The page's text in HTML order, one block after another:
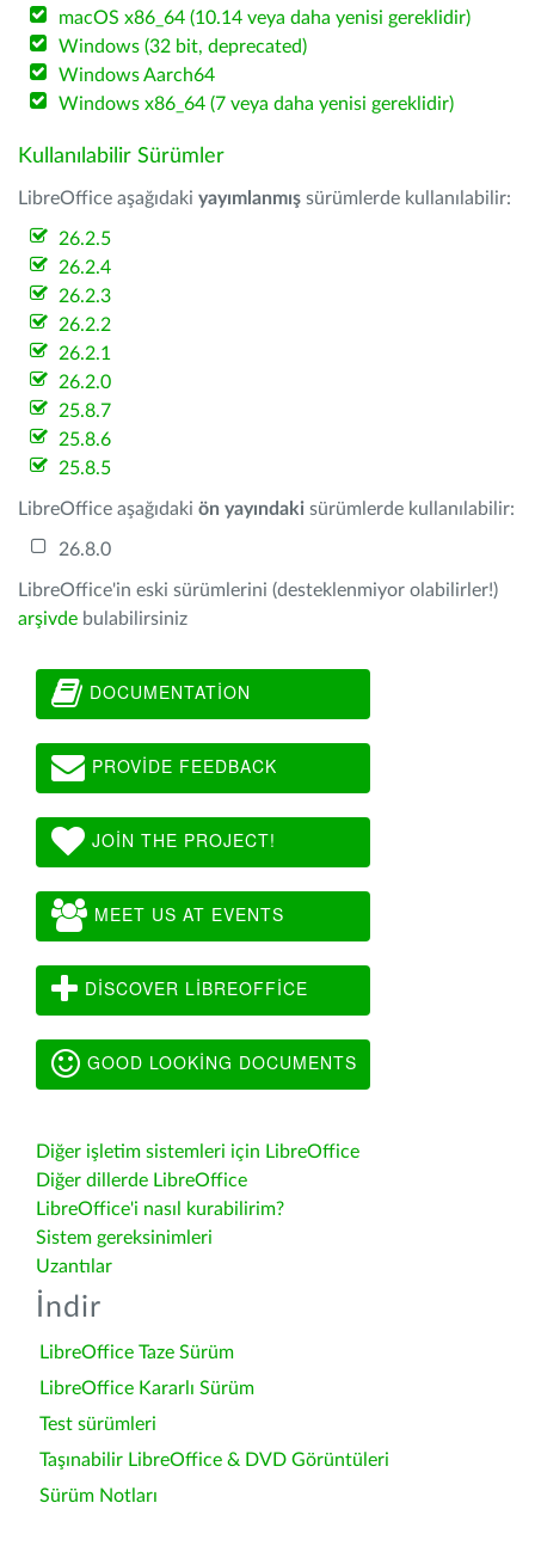
macOS x86_64 (10.14 veya daha yenisi gereklidir)
Windows (32 bit, deprecated)
Windows Aarch64
Windows x86_64 (7 veya daha yenisi gereklidir)
Kullanılabilir Sürümler
LibreOffice aşağıdaki yayımlanmış sürümlerde kullanılabilir:
26.2.5
26.2.4
26.2.3
26.2.2
26.2.1
26.2.0
25.8.7
25.8.6
25.8.5
LibreOffice aşağıdaki ön yayındaki sürümlerde kullanılabilir:
26.8.0
LibreOffice'in eski sürümlerini (desteklenmiyor olabilirler!)
arşivde bulabilirsiniz
DOCUMENTATION
PROVIDE FEEDBACK
JOIN THE PROJECT!
MEET US AT EVENTS
DISCOVER LIBREOFFICE
GOOD LOOKING DOCUMENTS
Diğer işletim sistemleri için LibreOffice
Diğer dillerde LibreOffice
LibreOffice'i nasıl kurabilirim?
Sistem gereksinimleri
Uzantılar
İndir
LibreOffice Taze Sürüm
LibreOffice Kararlı Sürüm
Test sürümleri
Taşınabilir LibreOffice & DVD Görüntüleri
Sürüm Notları